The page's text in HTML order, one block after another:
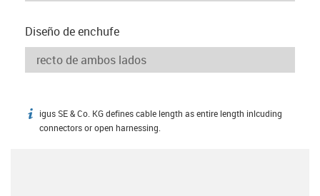
Diseño de enchufe
igus-icon-info
igus SE & Co. KG defines cable length as entire length inlcuding
connectors or open harnessing.